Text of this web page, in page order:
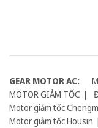
GEAR MOTOR AC:
MOTOR GIẢM TỐC
Motor giảm tốc
Motor giảm tốc Housin